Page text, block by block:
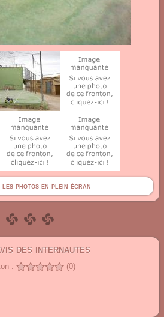
photos en plein écran
des internautes
: (0)